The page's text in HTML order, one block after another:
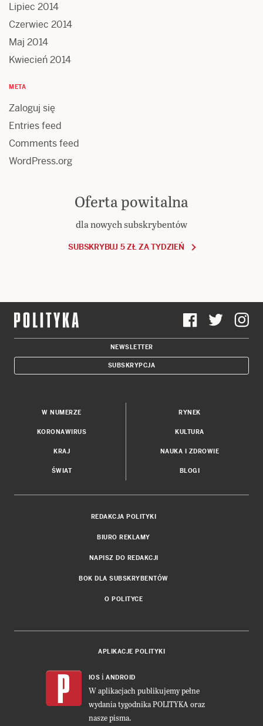
Lipiec 2014
Czerwiec 2014
Maj 2014
Kwiecień 2014
META
Zaloguj się
Entries feed
Comments feed
WordPress.org
Oferta powitalna
dla nowych subskrybentów
SUBSKRYBUJ 5 ZŁ ZA TYDZIEŃ
NEWSLETTER
SUBSKRYPCJA
W NUMERZE
KORONAWIRUS
KRAJ
ŚWIAT
RYNEK
KULTURA
NAUKA I ZDROWIE
BLOGI
REDAKCJA POLITYKI
BIURO REKLAMY
NAPISZ DO REDAKCJI
BOK DLA SUBSKRYBENTÓW
O POLITYCE
APLIKACJE POLITYKI
IOS i ANDROID
W aplikacjach publikujemy pełne
wydania tygodnika POLITYKA oraz
nasze pisma.